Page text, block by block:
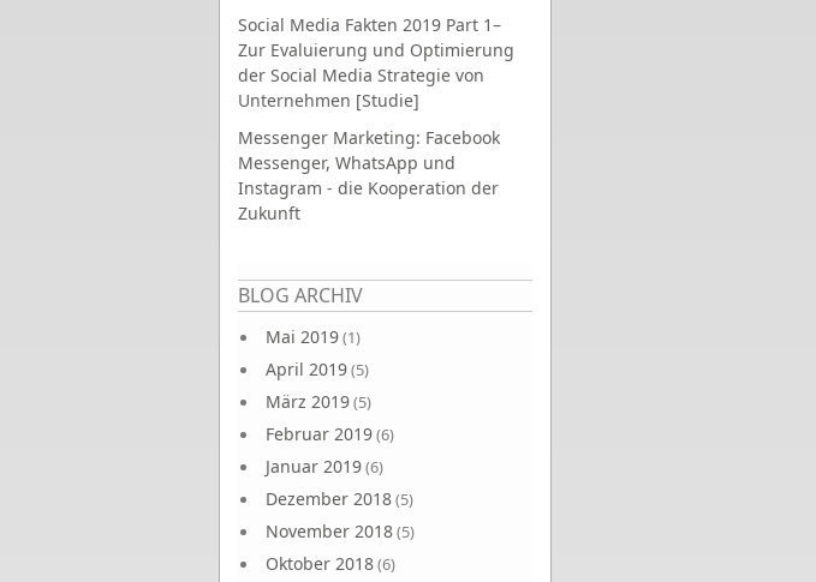
Social Media Fakten 2019 Part 1–
Zur Evaluierung und Optimierung
der Social Media Strategie von
Unternehmen [Studie]
Messenger Marketing: Facebook
Messenger, WhatsApp und
Instagram - die Kooperation der
Zukunft
BLOG ARCHIV
Mai 2019(1)
April 2019(5)
März 2019(5)
Februar 2019(6)
Januar 2019(6)
Dezember 2018(5)
November 2018(5)
Oktober 2018(6)
Seiten